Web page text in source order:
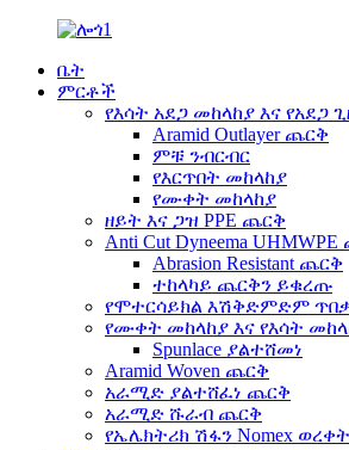
ቤት
ምርቶች
የእሳት አደጋ መከላከያ እና የአደጋ
Aramid Outlayer ጨርቅ
ምቹ ንብርብር
የእርጥበት መከላከያ
የሙቀት መከላከያ
ዘይት እና ጋዝ PPE ጨርቅ
Anti Cut Dyneema
Abrasion Resistant ጨርቅ
ተከላካይ ጨርቅን ይቁረጡ
የሞተርሳይክል እሽቅድምድም
የሙቀት መከላከያ እና የእሳት
Spunlace ያልተሸመነ
Aramid Woven ጨርቅ
አራሚድ ያልተሸፈነ ጨርቅ
አራሚድ ሹራብ ጨርቅ
የኤሌክትሪክ ሽፋን Nomex ወረቀት